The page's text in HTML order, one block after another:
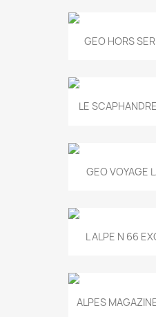
GEO HORS
LE
GEO VOYAGE
L ALPE N 66
ALPES